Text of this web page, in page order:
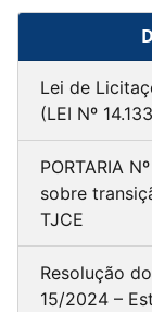
Lei de
(LEI Nº
PORTARIA
sobre
TJCE
Resolução
15/2024 –